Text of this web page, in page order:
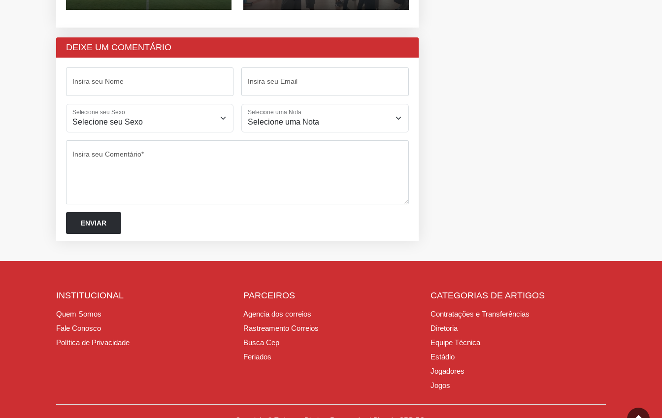
DEIXE UM COMENTÁRIO
Insira seu Nome Insira seu Email
Selecione seu Sexo Selecione uma Nota
Insira seu Comentário*
INSTITUCIONAL
Quem Somos
Fale Conosco
Política de Privacidade
PARCEIROS
Agencia dos correios
Rastreamento Correios
Busca Cep
Feriados
CATEGORIAS DE ARTIGOS
Contratações e Transferências
Diretoria
Equipe Técnica
Estádio
Jogadores
Jogos